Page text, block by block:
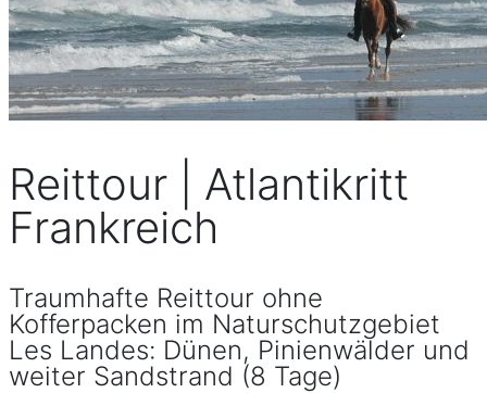
Reittour | Atlantikritt
Frankreich
Traumhafte Reittour ohne
Kofferpacken im Naturschutzgebiet
Les Landes: Dünen, Pinienwälder und
weiter Sandstrand (8 Tage)